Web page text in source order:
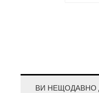
ВИ НЕЩОДАВНО